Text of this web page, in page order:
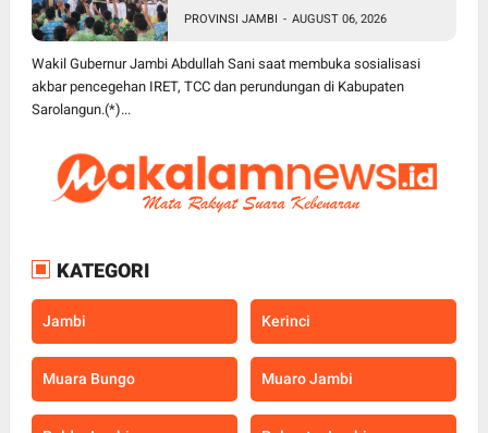
Radikalisme dan Perundungan
PROVINSI JAMBI - AUGUST 06, 2026
Wakil Gubernur Jambi Abdullah Sani saat membuka sosialisasi
akbar pencegehan IRET, TCC dan perundungan di Kabupaten
Sarolangun.(*)...
KATEGORI
Jambi Kerinci
Muara Bungo Muaro Jambi